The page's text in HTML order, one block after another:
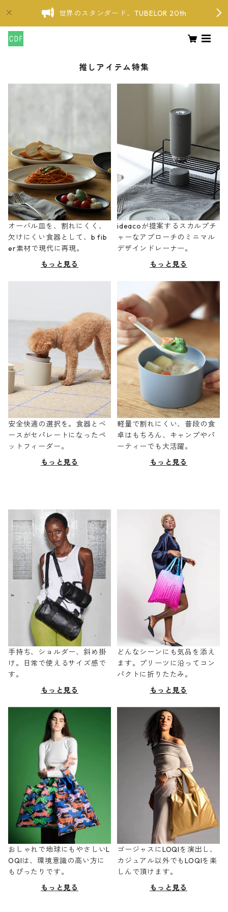
世界のスタンダード、TUBELOR 20th
推しアイテム特集
オーバル皿を、割れにくく、
欠けにくい食器として、b fib
er素材で現代に再現。
もっと見る
ideacoが提案するスカルプチ
ャーなアプローチのミニマル
デザインドレーナー。
もっと見る
安全快適の選択を。食器とベ
ースがセパレートになったペ
ットフィーダー。
もっと見る
軽量で割れにくい、普段の食
卓はもちろん、キャンプやパ
ーティーでも大活躍。
もっと見る
手持ち、ショルダー、斜め掛
け。日常で使えるサイズ感で
す。
もっと見る
どんなシーンにも気品を添え
ます。プリーツに沿ってコン
パクトに折りたたみ。
もっと見る
おしゃれで地球にもやさしいL
OQIは、環境意識の高い方に
もぴったりです。
もっと見る
ゴージャスにLOQIを演出し、
カジュアル以外でもLOQIを楽
しんで頂けます。
もっと見る